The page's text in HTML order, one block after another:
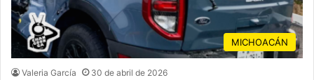
MICHOACÁN
Valeria García 30 de abril de 2026